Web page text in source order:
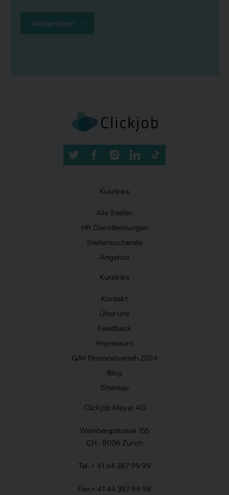
Weiterlesen
Kurzlinks
Alle Stellen
HR Dienstleistungen
Stellensuchende
Angebot
Kurzlinks
Kontakt
Über uns
Feedback
Impressum
GAV Personalverleih 2024
Blog
Sitemap
Clickjob Meyer AG
Weinbergstrasse 155
CH - 8006 Zurich
Tel.: + 41 44 387 99 99
Fax: + 41 44 387 99 98